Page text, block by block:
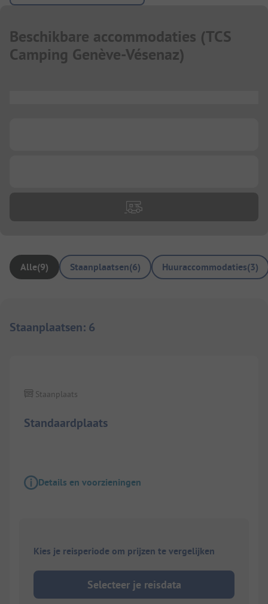
Beschikbare accommodaties (TCS
Camping Genève-Vésenaz)
Alle(9) Staanplaatsen(6) Huuraccommodaties(3)
Staanplaatsen: 6
Standaardplaats
Staanplaats
Details en voorzieningen
Kies je reisperiode om prijzen te vergelijken
Selecteer je reisdata